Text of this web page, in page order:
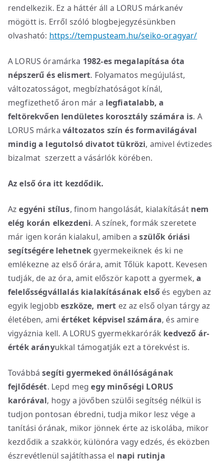
rendelkezik. Ez a háttér áll a LORUS márkanév
mögött is. Erről szóló blogbejegyzésünkben
olvasható: https://tempusteam.hu/seiko-oragyar/
A LORUS óramárka 1982-es megalapítása óta
népszerű és elismert. Folyamatos megújulást,
változatosságot, megbízhatóságot kínál,
megfizethető áron már a legfiatalabb, a
feltörekvően lendületes korosztály számára is. A
LORUS márka változatos szín és formavilágával
mindig a legutolsó divatot tükrözi, amivel évtizedes
bizalmat szerzett a vásárlók körében.
Az első óra itt kezdődik.
Azegyéni stílus, finom hangolását, kialakítását nem
elég korán elkezdeni. A színek, formák szeretete
már igen korán kialakul, amiben aszülők óriási
segítségére lehetnek gyermekeiknek és ki ne
emlékezne az első órára, amit Tőlük kapott. Kevesen
tudják, de az óra, amit először kapott a gyermek,a
felelősségvállalás kialakításának első és egyben az
egyik legjobbeszköze, mert ez az első olyan tárgy az
életében, amiértéket képvisel számára, és amire
vigyáznia kell. A LORUS gyermekkarórák kedvező ár-
érték arányukkal támogatják ezt a törekvést is.
Továbbásegíti gyermeked önállóságának
fejlődését. Lepd megegy minőségi LORUS
karórával, hogy a jövőben szülői segítség nélkül is
tudjon pontosan ébredni, tudja mikor lesz vége a
tanítási órának, mikor jönnek érte az iskolába, mikor
kezdődik a szakkör, különóra vagy edzés, és eközben
észrevétlenül sajátíthassa el napi rutinja